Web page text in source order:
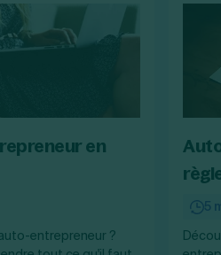
en
entrepreneur ?
5